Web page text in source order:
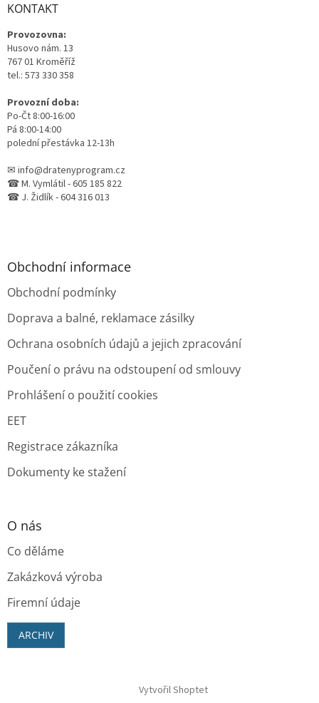
KONTAKT
Provozovna:
Husovo nám. 13
767 01 Kroměříž
tel.: 573 330 358
Provozní doba:
Po-Čt 8:00-16:00
Pá 8:00-14:00
polední přestávka 12-13h
✉ info@dratenyprogram.cz
☎ M. Vymlátil - 605 185 822
☎ J. Židlík - 604 316 013
Obchodní informace
Obchodní podmínky
Doprava a balné, reklamace zásilky
Ochrana osobních údajů a jejich zpracování
Poučení o právu na odstoupení od smlouvy
Prohlášení o použití cookies
EET
Registrace zákazníka
Dokumenty ke stažení
O nás
Co děláme
Zakázková výroba
Firemní údaje
ARCHIV
Vytvořil Shoptet